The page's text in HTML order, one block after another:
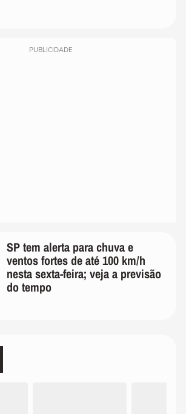
PUBLICIDADE
SP tem alerta para chuva e
ventos fortes de até 100 km/h
nesta sexta-feira; veja a previsão
do tempo